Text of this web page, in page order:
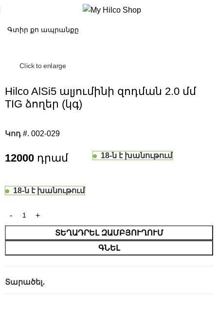
Click to enlarge
Hilco AlSi5 ալյումինի զոդման 2.0 մմ
TIG ձողեր (կգ)
Կոդ #. 002-029
12000 18-ն է խանութում
18-ն է խանութում
ՏԵՂԱԴՐԵԼ ԶԱՄԲՅՈՒՂՈՒՄ
ԳՆԵԼ
Տարածել․